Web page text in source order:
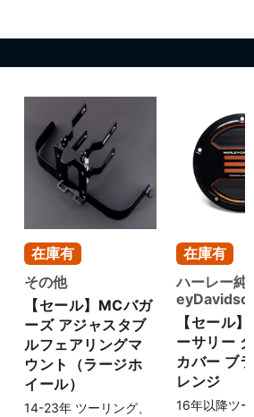
在庫有
その他
【セール】MCバガ
ーズ アジャスタブ
ルフェアリングマ
ウント（ラージホ
イール）
14-23年 ツーリング、
在庫有
ハーレー純
【セール
ーサリー
カバー ブ
レンジ
16年以降ツ